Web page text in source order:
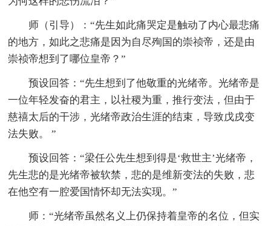
师（引导）：“先生如此痛哭定是触动了内心最悲痛
的地方，如此之悲痛是因为自尽殉国的崇祯帝，还是由
崇祯帝想到了哪位皇帝？”
预设回答：“先生想到了他敬重的光绪帝。光绪帝是
一位年轻发奋的君主，以社稷为重，推行变法，但由于
慈禧太后的干涉，光绪帝政治生涯的结束，导致戊戌变
法失败。 ”
预设回答：“梁任公先生想到得是‘救世主’光绪帝，
先生悲的是光绪帝被软禁，悲的是维新变法的失败，悲
在他空有一腔爱国情怀却无法实现。”
师：“光绪帝虽然名义上仍保持着皇帝的名位，但实